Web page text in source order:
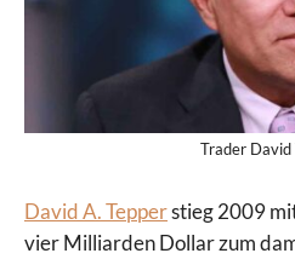
Trader David
David A. Tepperstieg 2009
vier Milliarden Dollar zum